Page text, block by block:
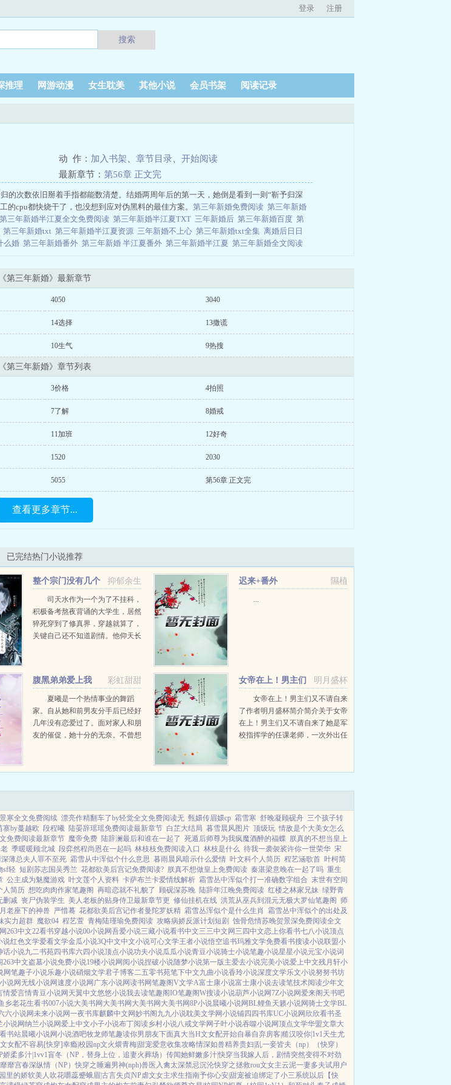
登录 注册
搜索
推理 网游动漫 女生耽美 其他小说 会员书架 阅读记录
动 作： 加入书架 章节目录
开始阅读
最新章节： 第56章 正文完
的次数依旧掰着手指都能数清楚。结婚两周年后的第一天，她倒是看到一则“靳予归深
的cpu都快烧干了，也没想到应对伪黑料的最佳方案。 第三年新婚免费阅读 第三年新婚
第三年新婚半江夏全文免费阅读 第三年新婚半江夏TXT 三年新婚后 第三年新婚百度 第
第三年新婚txt 第三年新婚半江夏资源 三年新婚不上心 第三年新婚txt全集 离婚后日日
么婚 第三年新婚番外 第三年新婚 半江夏番外 第三年新婚半江夏 第三年新婚全文阅读
《第三年新婚》最新章节
4050 3040
14选择 13撒谎
10生气 9热搜
《第三年新婚》章节列表
3价格 4拍照
7了解 8婚戒
11加班 12好奇
1520 2030
5055 第56章 正文完
查看更多章节...
已完结热门小说推荐
抑郁余生
整个宗门没有几个
正常人司天水作为一个为了不挂科，
积极备考熬夜背诵的大学生，居然
猝死穿到了修真界，穿越就算了，
关键自己还不知道剧情。他仰天长
体，掉的眼泪要是三秒内没有...
隰植
迟来+番外
...
彩虹甜甜
腹黑弟弟爱上我
夏曦是一个热情事业的舞蹈
家。自从她和前男友分手后已经好
几年没有恋爱过了。面对家人和朋
友的催促，她十分的无奈。不曾想
岁的弟弟。弟弟虽然年纪小却依然
明月盛杯
女帝在上！男主们
又不请自来了+番外
女帝在上！男主们又不请自来
了作者明月盛杯简介简介关于女帝
在上！男主们又不请自来了她是军
校指挥学的任课老师，一次外出任
身居高位却修炼禁术，豢养私兵，
寒全文免费阅续 漂亮作精翻车了by轻觉全文免费阅读无 甄嬛传眉嬛cp 霜雪寒 舒晚凝顾砚舟 三个孩子转
寨by蔓越欧 段程曦 陆晏辞瑶瑶免费阅读最新章节 白芷大结局 暮雪晨风图片 顶级玩 情敌是个大美女怎么
免费阅读最新章节 魔帝免费 陆辞澜最后和谁在一起了 死遁后师尊为我疯魔酒醉的福蝶 朕真的不想当皇上
季暖暖顾北城 段弈然程尚恩在一起吗 林枝枝免费阅读入口 林枝是什么 待我一袭袈裟许你一世荣华 宋
薄总夫人罪不至死 霜雪从中浑似个什么意思 暮雨晨风暗示什么爱情 叶文科个人简历 程艺涵歌首 叶柯简
sf轻 短剧苏志国吴秀兰 花都欲美后宫记免费阅读? 朕真不想做皇上免费阅读 秦湛梁意晚在一起了吗 重生
公主成为魅魔游戏 叶文莲个人资料 卡萨布兰卡爱情线解析 霜雪丛中浑似个打一准确数字组合 末世有空间
人简历 想吃肉肉作家笔趣阁 再暗恋就不礼貌了 顾砚深苏晚 陆辞年江晚免费阅读 红楼之林家兄妹 绿野青
删减 丧尸伪装学生 美人老板的贴身侍卫最新章节更 修仙挂机在线 洪荒从巫兵到混元无极大罗仙笔趣阁
师
月老座下的神兽 严惜蓦 花都欲美后宫记作者曼陀罗妖精 霜雪丛浑似个是什么生肖 霜雪丛中浑似个的出处及
实力超群 魔欲04 程艺萱 青梅陆瑾瑜免费阅读 攻略病娇反派计划短剧 蚀骨危情苏晚贺景深免费阅读全文
263中文22看书穿越小说00小说网吾爱小说三藏小说看书中文三三中文网 三四中文恋上你看书七八小说顶点
说红色文学爱看文学金瓜小说3Q中文中文小说可心文学王者小说悟空追书玛雅文学免费看书搜读小说联盟小
话小说九二书苑四书库六四小说顶点小说功夫小说瓜瓜小说青豆小说骑士小说笔趣小说星星小说元宝小说词
263中文盗墓小说免费小说19楼小说网阅小说捏破小说随梦小说第一版主爱去小说完美小说爱上中文残月轩小
网笔趣子小说乐趣小说硝烟文学君子博客二五零书苑笔下中文九曲小说香玲小说深度文学乐文小说努努书坊
说网无线小说网速度小说网 广东小说网读书网笔趣阁V文学A富士康小说富士康小说去读笔技术阅读少年文
情爱言情青豆小说网 天翼中文悠悠小说我去读笔趣阁IO笔趣阁W搜读小说葫芦小说网7Z小说网爱来阁 天书吧
乡老花生看书007小说大美书网 大美书网 大美书网 大美书网8P小说晨曦小说网BL鲤鱼 天籁小说网骑士文学BL
六小说网未来小说网一夜书库麒麟中文网妙书阁 九九小说耽美文学网小说铺四四书库UC小说网 欣欣看书圣
小说网纳兰小说网爱上中文小子小说布丁阅读乡村小说八戒文学网子叶小说吞噬小说网顶点文学华盟文章大
看书站晨曦小说网小说酒吧牧龙师笔趣读你男朋友下面真大当H文女配开始自暴自弃房客|糙汉咬你|1v1天生尤
女配不容易[快穿]幸瘾|校园np文火煨青梅|甜宠爱意收集攻略情深如兽精养贵妇|乱一妾皆夫（np）
（快穿）
娇柔多汁|1vv1盲冬（NP，替身上位，追妻火葬场） 传闻她鲜嫩多汁|快穿当我嫁人后，剧情突然变得不对劲
靡靡宫春深纵情（NP）快穿之睡遍男神(nph)兽医 入禽太深禁忌沉沦快穿之拯救rou文女主云泥一妻多夫试用户
里的娇软美人 吹花嚼蕊蹙蛾眉|古言失贞|NP虐文女主求生指南予你心安|甜宠被迫绑定了小三系统以后【快